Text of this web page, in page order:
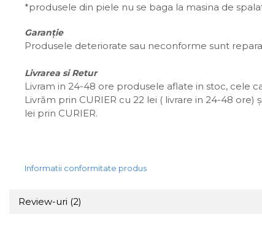
*produsele din piele nu se baga la masina de
Garanție
Produsele deteriorate sau neconforme sunt
Livrarea si Retur
Livram in 24-48 ore produsele aflate in stoc, cele
Livrăm prin CURIER cu 22 lei ( livrare in 24-48 ore)
lei prin CURIER.
Informatii conformitate produs
Review-uri (2)